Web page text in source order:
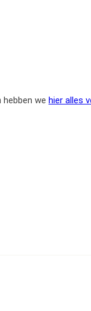
hebben we hier alles